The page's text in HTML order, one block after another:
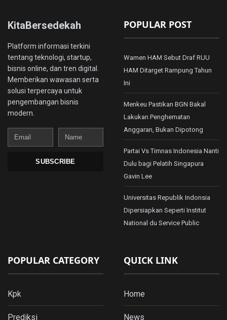
KitaBersedekah
Platform informasi terkini
tentang teknologi, startup,
bisnis online, dan tren digital.
Memberikan wawasan serta
solusi terpercaya untuk
pengembangan bisnis
modern.
Email
Name
SUBSCRIBE
POPULAR POST
Wamen HAM Sebut Draf RUU
HAM Ditarget Rampung Tahun
Ini
Menkeu Pastikan BGN Bakal
Lakukan Penghematan
Anggaran, Bukan Dipotong
Partai Vs Timnas Indonesia Nanti
Dulu bagi Pelatih Singapura
Gavin Lee
Universitas Republik Indonsia
Dipersiapkan Seperti Institut
National du Service Public
POPULAR CATEGORY
Kpk
Prediksi
QUICK LINK
Home
News